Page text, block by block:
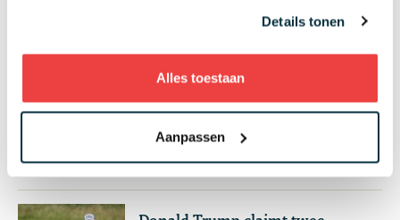
Details tonen
Alles toestaan
Aanpassen
Handen andersom: volgens Joost
Luiten echt de makkelijkste
manier om te chippen
4 augustus 2026 Instructie